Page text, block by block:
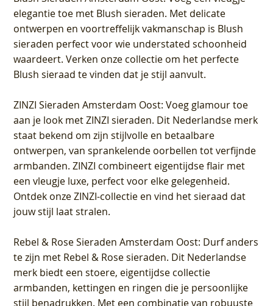
elegantie toe met Blush sieraden. Met delicate
ontwerpen en voortreffelijk vakmanschap is Blush
sieraden perfect voor wie understated schoonheid
waardeert. Verken onze collectie om het perfecte
Blush sieraad te vinden dat je stijl aanvult.
ZINZI Sieraden Amsterdam Oost: Voeg glamour toe
aan je look met ZINZI sieraden. Dit Nederlandse merk
staat bekend om zijn stijlvolle en betaalbare
ontwerpen, van sprankelende oorbellen tot verfijnde
armbanden. ZINZI combineert eigentijdse flair met
een vleugje luxe, perfect voor elke gelegenheid.
Ontdek onze ZINZI-collectie en vind het sieraad dat
jouw stijl laat stralen.
Rebel & Rose Sieraden Amsterdam Oost: Durf anders
te zijn met Rebel & Rose sieraden. Dit Nederlandse
merk biedt een stoere, eigentijdse collectie
armbanden, kettingen en ringen die je persoonlijke
stijl benadrukken. Met een combinatie van robuuste